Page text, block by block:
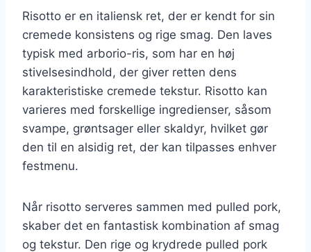
Risotto er en italiensk ret, der er kendt for sin
cremede konsistens og rige smag. Den laves
typisk med arborio-ris, som har en høj
stivelsesindhold, der giver retten dens
karakteristiske cremede tekstur. Risotto kan
varieres med forskellige ingredienser, såsom
svampe, grøntsager eller skaldyr, hvilket gør
den til en alsidig ret, der kan tilpasses enhver
festmenu.
Når risotto serveres sammen med pulled pork,
skaber det en fantastisk kombination af smag
og tekstur. Den rige og krydrede pulled pork